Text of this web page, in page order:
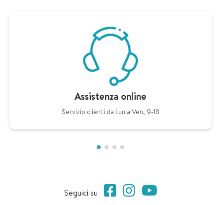
Assistenza online
Servizio clienti da Lun a Ven, 9-18
Seguici su